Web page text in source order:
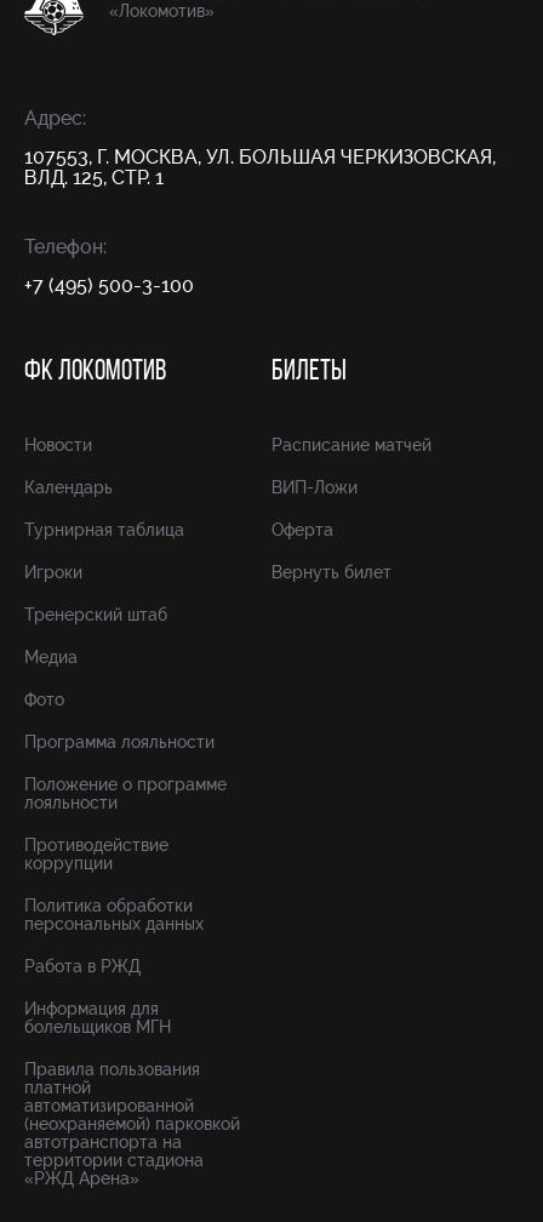
«Локомотив»
Адрес:
107553, Г. МОСКВА, УЛ. БОЛЬШАЯ ЧЕРКИЗОВСКАЯ,
ВЛД. 125, СТР. 1
Телефон:
+7 (495) 500-3-100
ФК ЛОКОМОТИВ
Новости
Календарь
Турнирная таблица
Игроки
Тренерский штаб
Медиа
Фото
Программа лояльности
Положение о программе
лояльности
Противодействие
коррупции
Политика обработки
персональных данных
Работа в РЖД
Информация для
болельщиков МГН
Правила пользования
платной
автоматизированной
(неохраняемой) парковкой
автотранспорта на
территории стадиона
«РЖД Арена»
БИЛЕТЫ
Расписание матчей
ВИП-Ложи
Оферта
Вернуть билет